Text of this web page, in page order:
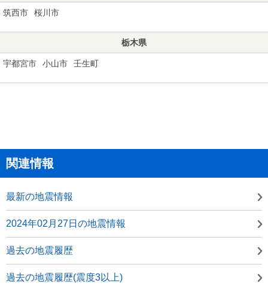
筑西市 桜川市
栃木県
宇都宮市 小山市 壬生町
関連情報
最新の地震情報
2024年02月27日の地震情報
過去の地震履歴
過去の地震履歴(震度3以上)